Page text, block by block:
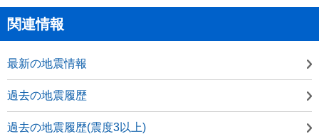
関連情報
最新の地震情報
過去の地震履歴
過去の地震履歴(震度3以上)